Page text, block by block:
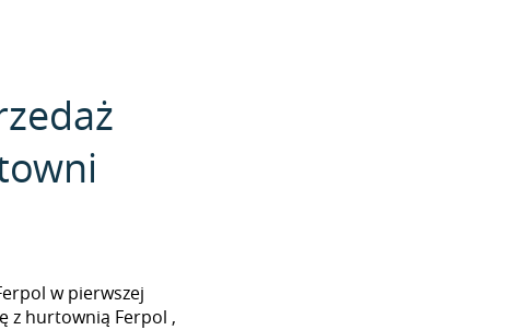
w pierwszej
z hurtownią Ferpol ,